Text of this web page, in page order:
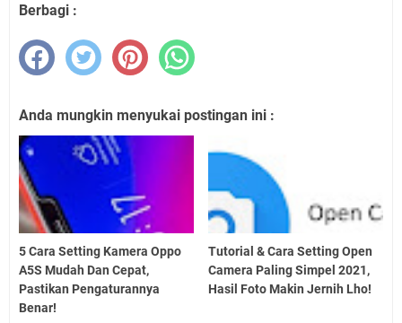
Berbagi :
Anda mungkin menyukai postingan ini :
5 Cara Setting Kamera Oppo
A5S Mudah Dan Cepat,
Pastikan Pengaturannya
Benar!
Tutorial & Cara Setting Open
Camera Paling Simpel 2021,
Hasil Foto Makin Jernih Lho!